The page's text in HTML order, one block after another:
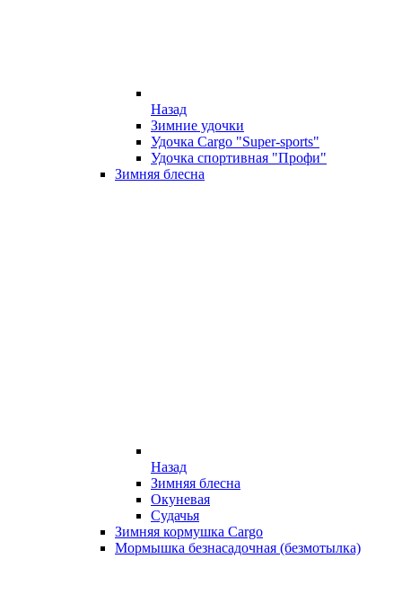
Назад
Зимние удочки
Удочка Cargo "Super-sports"
Удочка спортивная "Профи"
Зимняя блесна
Назад
Зимняя блесна
Окуневая
Судачья
Зимняя кормушка Cargo
Мормышка безнасадочная (безмотылка)